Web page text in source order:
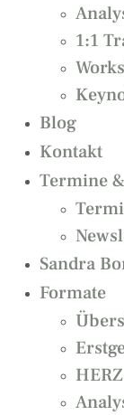
1:1
Blog
Kontakt
Termine
Sandra
Formate